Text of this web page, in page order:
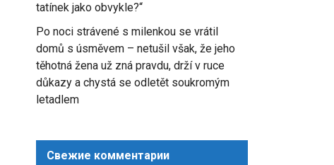
tatínek jako obvykle?“
Po noci strávené s milenkou se vrátil
domů s úsměvem – netušil však, že jeho
těhotná žena už zná pravdu, drží v ruce
důkazy a chystá se odletět soukromým
letadlem
Свежие комментарии